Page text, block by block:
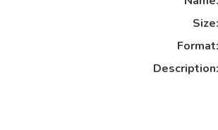
Size:
Format:
Description: